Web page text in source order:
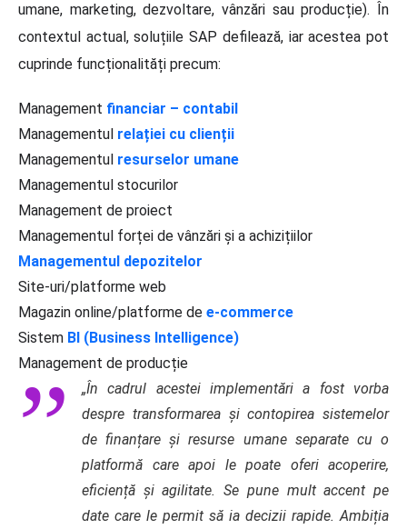
umane, marketing, dezvoltare, vânzări sau producție). În
contextul actual, soluțiile SAP defilează, iar acestea pot
cuprinde funcționalități precum:
Management financiar – contabil
Managementul relației cu clienții
Managementul resurselor umane
Managementul stocurilor
Management de proiect
Managementul forței de vânzări și a achizițiilor
Managementul depozitelor
Site-uri/platforme web
Magazin online/platforme de e-commerce
Sistem BI (Business Intelligence)
Management de producție
„În cadrul acestei implementări a fost vorba
despre transformarea și contopirea sistemelor
de finanțare și resurse umane separate cu o
platformă care apoi le poate oferi acoperire,
eficiență și agilitate. Se pune mult accent pe
date care le permit să ia decizii rapide. Ambiția